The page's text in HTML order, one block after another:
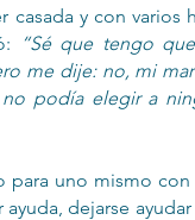
casada y con
“Sé que tengo
me dije: no, mi
podía elegir a
para uno mismo
dejarse